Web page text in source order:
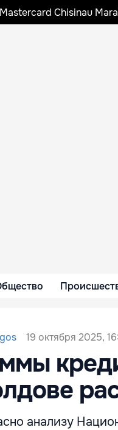
Chisinau
19 октября 2025,
анализу